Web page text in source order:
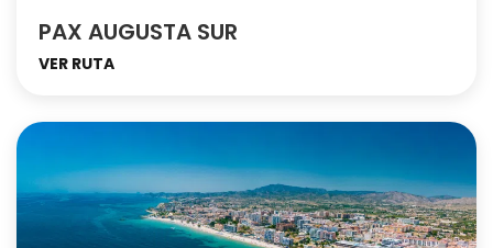
PAX AUGUSTA SUR
VER RUTA